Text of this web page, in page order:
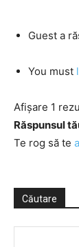
Guest a
You must
Afișare 1
Răspunsul
Te rog să te
Căutare